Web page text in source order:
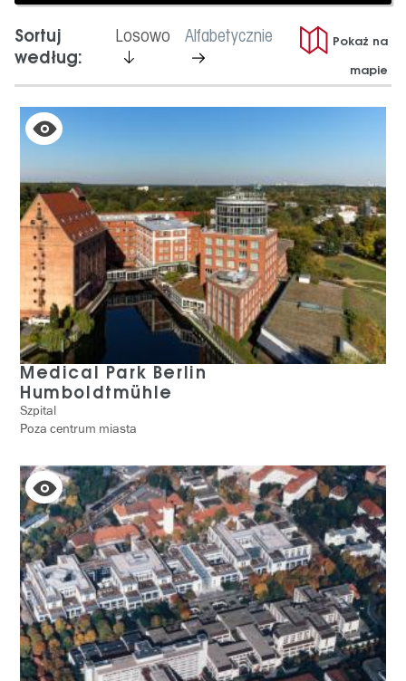
Sortuj
według:
Losowo jest
aktywny
Alfabetycznie
nie
Pokaż na
mapie
Medical Park Berlin
Humboldtmühle
Szpital
Poza centrum miasta